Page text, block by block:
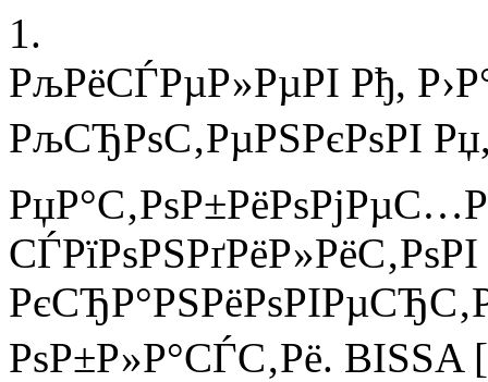
1.
РљРёСЃРµР»РµРІ Рђ,
РљСЂРѕС‚РµРЅРєРѕРІ
СЃРїРѕРЅРґРёР»РёС‚РѕРІ
РѕР±Р»Р°СЃС‚Рё. BISSA